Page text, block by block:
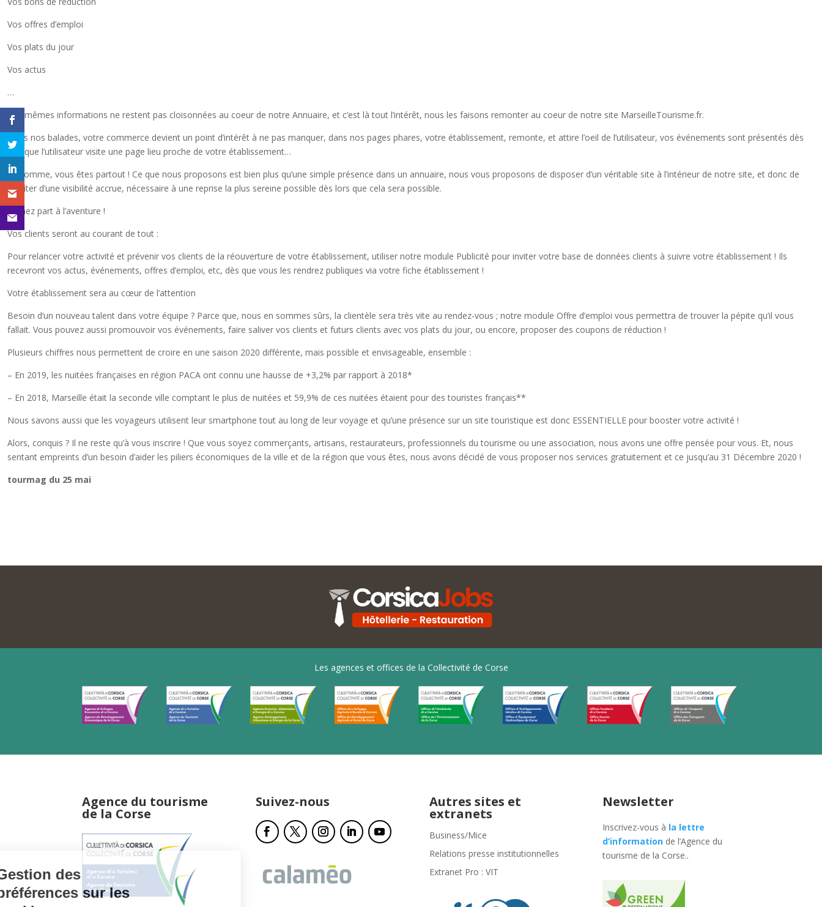
Vos offres d’emploi
Vos plats du jour
Vos actus
…
Ces mêmes informations ne restent pas cloisonnées au coeur de notre Annuaire, et c’est là tout l’intérêt, nous les faisons remonter au coeur de notre site MarseilleTourisme.fr.
Dans nos balades, votre commerce devient un point d’intérêt à ne pas manquer, dans nos pages phares, votre établissement, remonte, et attire l’oeil de l’utilisateur, vos événements sont présentés dès
lors que l’utilisateur visite une page lieu proche de votre établissement…
En somme, vous êtes partout ! Ce que nous proposons est bien plus qu’une simple présence dans un annuaire, nous vous proposons de disposer d’un véritable site à l’intérieur de notre site, et donc de
profiter d’une visibilité accrue, nécessaire à une reprise la plus sereine possible dès lors que cela sera possible.
Prenez part à l’aventure !
Vos clients seront au courant de tout :
Pour relancer votre activité et prévenir vos clients de la réouverture de votre établissement, utiliser notre module Publicité pour inviter votre base de données clients à suivre votre établissement ! Ils
recevront vos actus, événements, offres d’emploi, etc, dès que vous les rendrez publiques via votre fiche établissement !
Votre établissement sera au cœur de l’attention
Besoin d’un nouveau talent dans votre équipe ? Parce que, nous en sommes sûrs, la clientèle sera très vite au rendez-vous ; notre module Offre d’emploi vous permettra de trouver la pépite qu’il vous
fallait. Vous pouvez aussi promouvoir vos événements, faire saliver vos clients et futurs clients avec vos plats du jour, ou encore, proposer des coupons de réduction !
Plusieurs chiffres nous permettent de croire en une saison 2020 différente, mais possible et envisageable, ensemble :
– En 2019, les nuitées françaises en région PACA ont connu une hausse de +3,2% par rapport à 2018*
– En 2018, Marseille était la seconde ville comptant le plus de nuitées et 59,9% de ces nuitées étaient pour des touristes français**
Nous savons aussi que les voyageurs utilisent leur smartphone tout au long de leur voyage et qu’une présence sur un site touristique est donc ESSENTIELLE pour booster votre activité !
Alors, conquis ? Il ne reste qu’à vous inscrire ! Que vous soyez commerçants, artisans, restaurateurs, professionnels du tourisme ou une association, nous avons une offre pensée pour vous. Et, nous
sentant empreints d’un besoin d’aider les piliers économiques de la ville et de la région que vous êtes, nous avons décidé de vous proposer nos services gratuitement et ce jusqu’au 31 Décembre 2020 !
tourmag du 25 mai
Les agences et offices de la Collectivité de Corse
Agence du tourisme
de la Corse
Suivez-nous Autres sites et
extranets
Business/Mice
Relations presse institutionnelles
Extranet Pro : VIT
Newsletter
Inscrivez-vous à la lettre
d’information de l’Agence du
tourisme de la Corse..